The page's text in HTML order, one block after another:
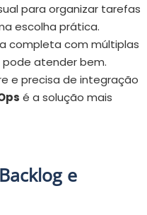
para organizar tarefas
escolha prática.
completa com múltiplas
pode atender bem.
e precisa de integração
é a solução mais
e